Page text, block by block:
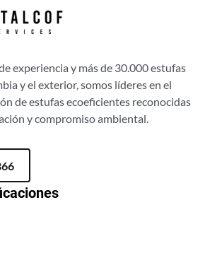
experiencia y más de 30.000 estufas
y el exterior, somos líderes en el
de estufas ecoeficientes reconocidas
y compromiso ambiental.